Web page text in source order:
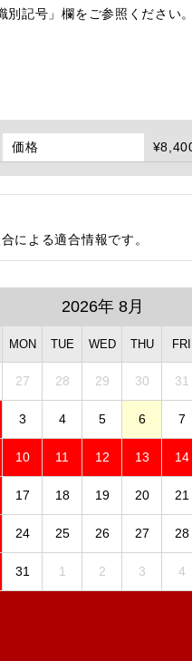
記号」欄をご参照ください。
価格
による適合情報です。
2026年 8月
MON TUE WED THU FRI
27 28 29 30 31
3 4 5 6 7
10 11 12 13 14
17 18 19 20 21
24 25 26 27 28
31 1 2 3 4